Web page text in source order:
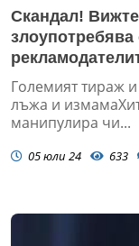
Скандал!
Големият тираж
лъжа и
манипулира чи...
05 юли 24 633